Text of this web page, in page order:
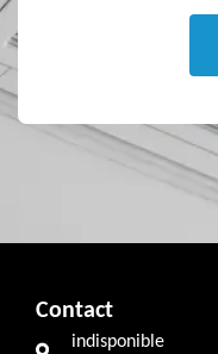
Contact
indisponible